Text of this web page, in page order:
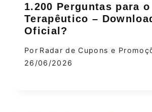
1.200 Perguntas para
Terapêutico –
Oficial?
Por Radar de Cupons e
26/06/2026